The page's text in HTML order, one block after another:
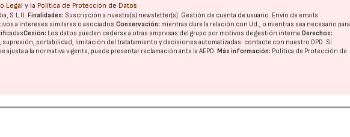
Legal y la Política de Protección de Datos
S.L.U.Finalidades: Suscripción a nuestra(s) newsletter(s). Gestión de cuenta de usuario. Envío de emails
a intereses similares o asociados.Conservación: mientras dure la relación con Ud., o mientras sea necesario para
Cesión: Los datos pueden cederse a otras empresas del grupo por motivos de gestión interna.Derechos:
portabilidad, limitación del tratatamiento y decisiones automatizadas: contacte con nuestro DPD. Si
ajusta a la normativa vigente, puede presentar reclamación ante laAEPD.Más información: Política de Protección de